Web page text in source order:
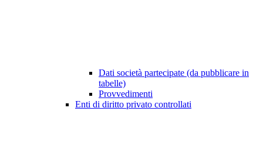
Dati società partecipate (da pubblicare in
tabelle)
Provvedimenti
Enti di diritto privato controllati